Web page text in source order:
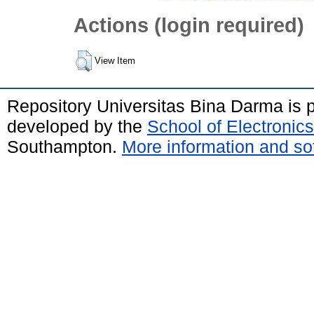
Actions (login required)
View Item
Repository Universitas Bina Darma is
developed by the School of
Southampton. More information and